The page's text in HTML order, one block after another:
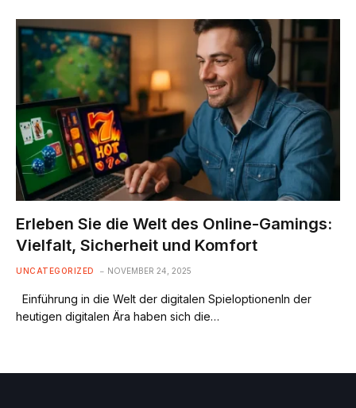
Erleben Sie die Welt des Online-Gamings:
Vielfalt, Sicherheit und Komfort
UNCATEGORIZED NOVEMBER 24, 2025
Einführung in die Welt der digitalen SpieloptionenIn der
heutigen digitalen Ära haben sich die…